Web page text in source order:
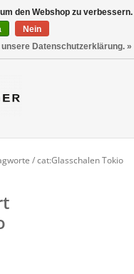
/cat:Glasschalen Tokio
den Webshop zu verbessern.
Nein
Datenschutzerklärung. »